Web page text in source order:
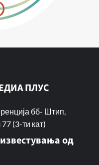
ПЛУС
бб- Штип,
(3-ти кат)
од